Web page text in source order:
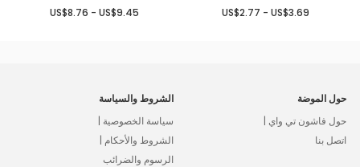
US$2.77 - US$3.69
US$8.76 - US$9.45
حول الموضة
حول فاشون تي واي |
اتصل بنا
الشروط والسياسة
سياسة الخصوصية |
الشروط والأحكام |
الرسوم والضرائب